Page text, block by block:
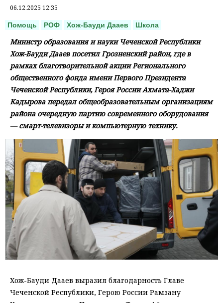
06.12.2025 12:35
Помощь РОФ Хож-Бауди Дааев Школа
Министр образования и науки Чеченской Республики
Хож-Бауди Дааев посетил Грозненский район, где в
рамках благотворительной акции Регионального
общественного фонда имени Первого Президента
Чеченской Республики, Героя России Ахмата-Хаджи
Кадырова передал общеобразовательным организациям
района очередную партию современного оборудования
— смарт-телевизоры и компьютерную технику.
Хож-Бауди Дааев выразил благодарность Главе
Чеченской Республики, Герою России Рамзану